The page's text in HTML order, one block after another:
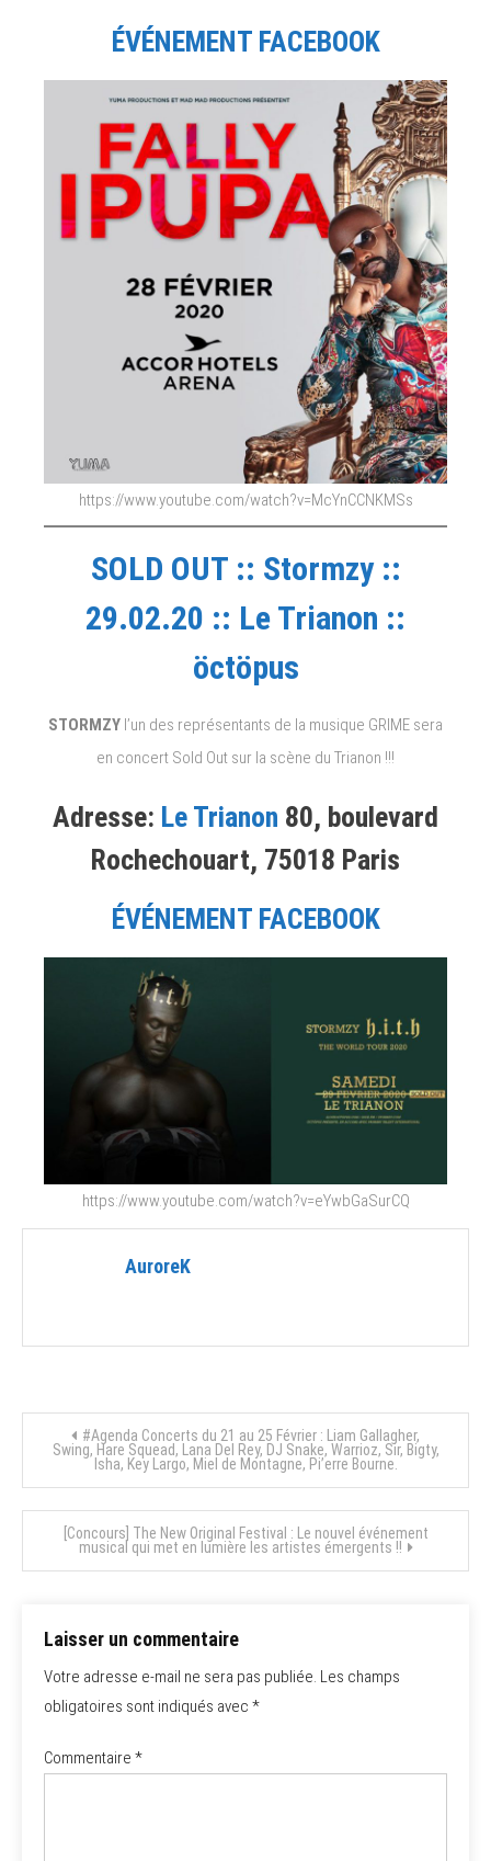
ÉVÉNEMENT FACEBOOK
https://www.youtube.com/watch?v=McYnCCNKMSs
SOLD OUT :: Stormzy ::
29.02.20 :: Le Trianon ::
öctöpus
STORMZY l’un des représentants de la musique GRIME sera
en concert Sold Out sur la scène du Trianon !!!
Adresse: Le Trianon 80, boulevard
Rochechouart, 75018 Paris
ÉVÉNEMENT FACEBOOK
https://www.youtube.com/watch?v=eYwbGaSurCQ
AuroreK
Navigation
de
l’article
#Agenda Concerts du 21 au 25 Février : Liam Gallagher,
Swing, Hare Squead, Lana Del Rey, DJ Snake, Warrioz, Sir, Bigty,
Isha, Key Largo, Miel de Montagne, Pi’erre Bourne.
[Concours] The New Original Festival : Le nouvel événement
musical qui met en lumière les artistes émergents !!
Laisser un commentaire
Votre adresse e-mail ne sera pas publiée. Les champs
obligatoires sont indiqués avec *
Commentaire *